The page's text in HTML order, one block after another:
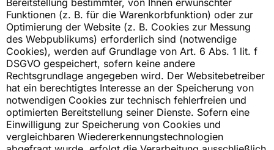
Bereitstellung bestimmter, von Ihnen erwünschter
Funktionen (z. B. für die Warenkorbfunktion) oder zur
Optimierung der Website (z. B. Cookies zur Messung
des Webpublikums) erforderlich sind (notwendige
Cookies), werden auf Grundlage von Art. 6 Abs. 1 lit. f
DSGVO gespeichert, sofern keine andere
Rechtsgrundlage angegeben wird. Der Websitebetreiber
hat ein berechtigtes Interesse an der Speicherung von
notwendigen Cookies zur technisch fehlerfreien und
optimierten Bereitstellung seiner Dienste. Sofern eine
Einwilligung zur Speicherung von Cookies und
vergleichbaren Wiedererkennungstechnologien